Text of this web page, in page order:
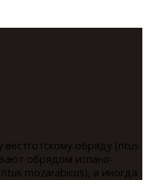
обряду (ritus
обрядом испано-
mozarabicus), а иногда